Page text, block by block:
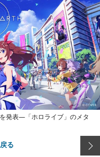
発表―「ホロライブ」のメタ
る